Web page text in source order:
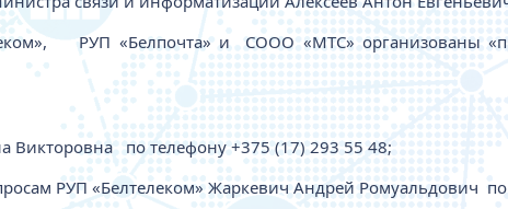
РУП «Белпочта» и СООО «МТС» организованы
Викторовна по телефону +375 (17) 293 55 48;
РУП «Белтелеком» Жаркевич Андрей Ромуальдович